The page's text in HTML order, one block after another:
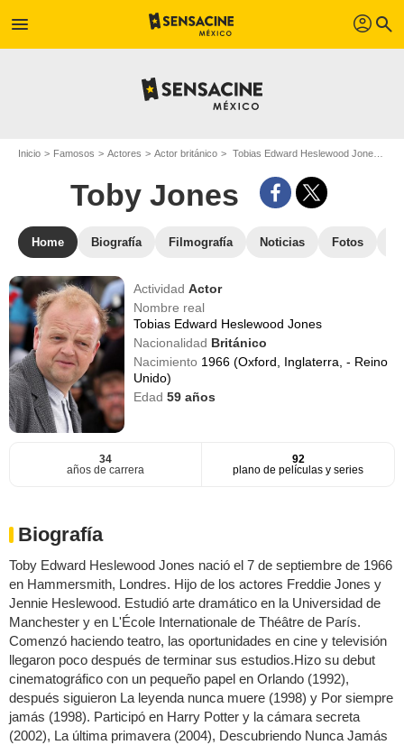
menu profil search
Inicio Famosos Actores Actor británico Tobias Edward Heslewood Jones - Apodo : Toby Jones
Toby Jones
Home Biografía Filmografía Noticias Fotos
ActividadActor
Nombre real
Tobias Edward Heslewood Jones
Nacionalidad Británico
Nacimiento 1966 (Oxford, Inglaterra, - Reino
Unido)
Edad59 años
34
años de carrera
92
plano de películas y series
Biografía
Toby Edward Heslewood Jones nació el 7 de septiembre de 1966
en Hammersmith, Londres. Hijo de los actores Freddie Jones y
Jennie Heslewood. Estudió arte dramático en la Universidad de
Manchester y en L'École Internationale de Théâtre de París.
Comenzó haciendo teatro, las oportunidades en cine y televisión
llegaron poco después de terminar sus estudios.Hizo su debut
cinematográfico con un pequeño papel en Orlando (1992),
después siguieron La leyenda nunca muere (1998) y Por siempre
jamás (1998). Participó en Harry Potter y la cámara secreta
(2002), La última primavera (2004), Descubriendo Nunca Jamás